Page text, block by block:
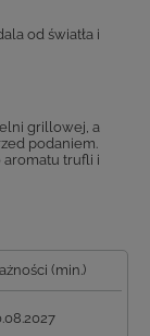
od światła i
grillowej, a
podaniem.
aromatu trufli i
(min.)